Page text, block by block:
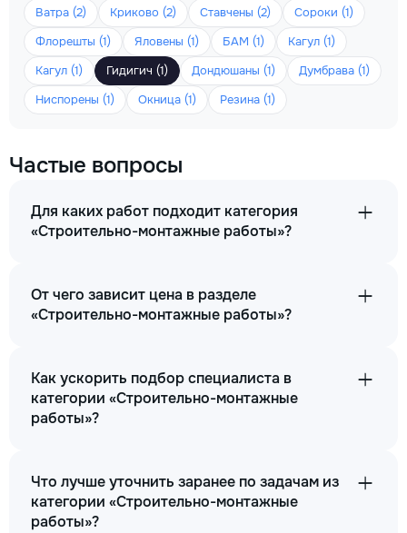
Ватра (2)
Криково (2) Ставчены (2)
Сороки (1)
Флорешты (1)
Яловены (1) БАМ (1)
Кагул (1)
Кагул (1)
Гидигич (1) Дондюшаны (1)
Думбрава (1)
Ниспорены (1)
Окница (1) Резина (1)
Частые вопросы
Для каких работ подходит категория
«Строительно-монтажные работы»?
От чего зависит цена в разделе
«Строительно-монтажные работы»?
Как ускорить подбор специалиста в
категории «Строительно-монтажные
работы»?
Что лучше уточнить заранее по задачам из
категории «Строительно-монтажные
работы»?